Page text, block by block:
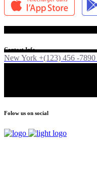
Contact Info
New York +(123) 456 -7890
Folow us on social